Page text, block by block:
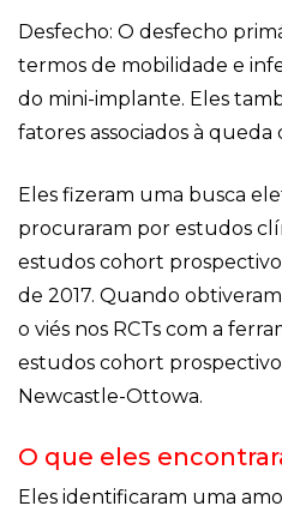
Desfecho: O desfecho
termos de mobilidade e
do mini-implante. Eles
fatores associados à
Eles fizeram uma busca
procuraram por estudos
estudos cohort
de 2017. Quando
o viés nos RCTs com a
estudos cohort
Newcastle-Ottowa.
O que eles
Eles identificaram uma